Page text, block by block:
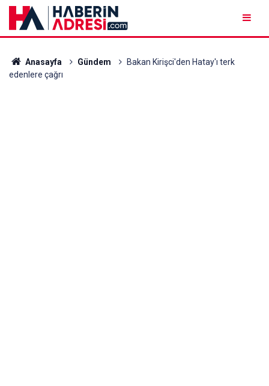
Anasayfa Gündem
Bakan Kirişci'den Hatay'ı terk
edenlere çağrı